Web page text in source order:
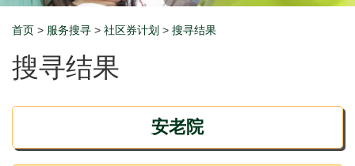
Breadcrumb
首页 > 服务搜寻 > 社区券计划 > 搜寻结果
搜寻结果
安老院